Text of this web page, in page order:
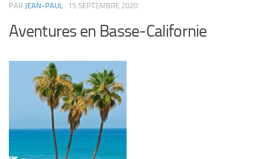
PAR JEAN-PAUL · 15 SEPTEMBRE 2020
Aventures en Basse-Californie